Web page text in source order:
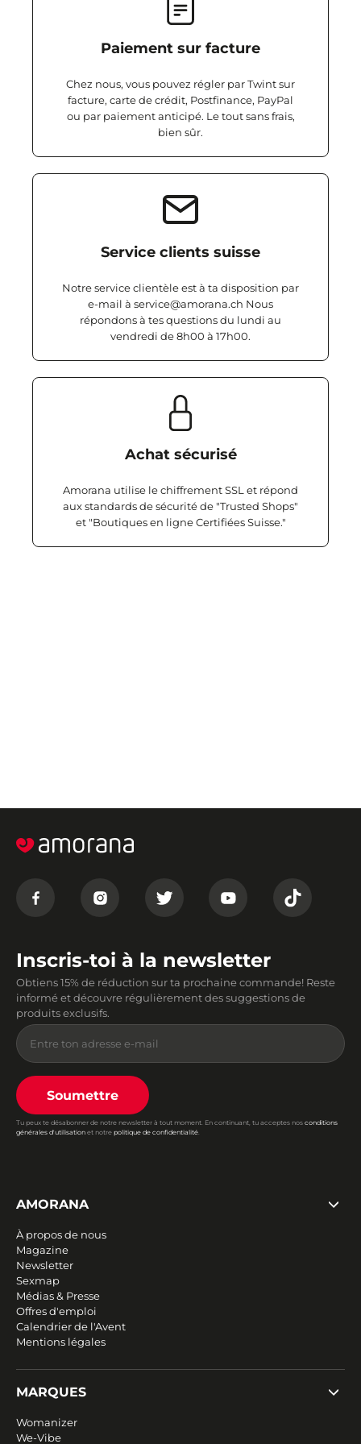
Paiement sur facture
Chez nous, vous pouvez régler par Twint sur
facture, carte de crédit, Postfinance, PayPal
ou par paiement anticipé. Le tout sans frais,
bien sûr.
Service clients suisse
Notre service clientèle est à ta disposition par
e-mail à service@amorana.ch Nous
répondons à tes questions du lundi au
vendredi de 8h00 à 17h00.
Achat sécurisé
Amorana utilise le chiffrement SSL et répond
aux standards de sécurité de "Trusted Shops"
et "Boutiques en ligne Certifiées Suisse."
Inscris-toi à la newsletter
Obtiens 15% de réduction sur ta prochaine commande! Reste
informé et découvre régulièrement des suggestions de
produits exclusifs.
Soumettre
Tu peux te désabonner de notre newsletter à tout moment. En continuant, tu acceptes nos conditions
générales d'utilisation et notre politique de confidentialité.
AMORANA
À propos de nous
Magazine
Newsletter
Sexmap
Médias & Presse
Offres d'emploi
Calendrier de l'Avent
Mentions légales
MARQUES
Womanizer
We-Vibe